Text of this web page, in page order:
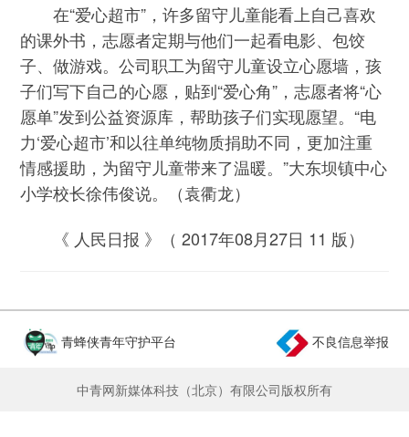
在“爱心超市”，许多留守儿童能看上自己喜欢
的课外书，志愿者定期与他们一起看电影、包饺
子、做游戏。公司职工为留守儿童设立心愿墙，孩
子们写下自己的心愿，贴到“爱心角”，志愿者将“心
愿单”发到公益资源库，帮助孩子们实现愿望。“电
力‘爱心超市’和以往单纯物质捐助不同，更加注重
情感援助，为留守儿童带来了温暖。”大东坝镇中心
小学校长徐伟俊说。（袁衢龙）
《 人民日报 》（ 2017年08月27日 11 版）
青蜂侠青年守护平台 不良信息举报
中青网新媒体科技（北京）有限公司版权所有